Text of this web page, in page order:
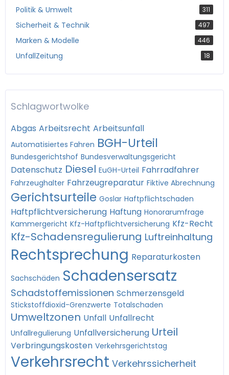
Politik & Umwelt 311
Sicherheit & Technik 497
Marken & Modelle 446
UnfallZeitung 18
Schlagwortwolke
Abgas Arbeitsrecht Arbeitsunfall
Automatisiertes Fahren BGH-Urteil
Bundesgerichtshof Bundesverwaltungsgericht
Datenschutz Diesel EuGH-Urteil Fahrradfahrer
Fahrzeughalter Fahrzeugreparatur Fiktive Abrechnung
Gerichtsurteile Goslar Haftpflichtschaden
Haftpflichtversicherung Haftung Honorarumfrage
Kammergericht Kfz-Haftpflichtversicherung Kfz-Recht
Kfz-Schadensregulierung Luftreinhaltung
Rechtsprechung Reparaturkosten
Sachschäden Schadensersatz
Schadstoffemissionen Schmerzensgeld
Stickstoffdioxid-Grenzwerte Totalschaden
Umweltzonen Unfall Unfallrecht
Unfallregulierung Unfallversicherung Urteil
Verbringungskosten Verkehrsgerichtstag
Verkehrsrecht Verkehrssicherheit